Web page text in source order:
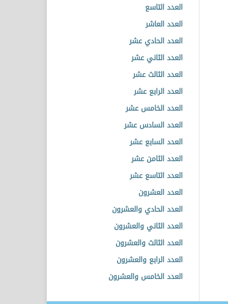
العدد التاسع
العدد العاشر
العدد الحادي عشر
العدد الثاني عشر
العدد الثالث عشر
العدد الرابع عشر
العدد الخامس عشر
العدد السادس عشر
العدد السابع عشر
العدد الثامن عشر
العدد التاسع عشر
العدد العشرون
العدد الحادي والعشرون
العدد الثاني والعشرون
العدد الثالث والعشرون
العدد الرابع والعشرون
العدد الخامس والعشرون